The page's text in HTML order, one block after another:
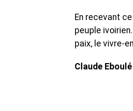
‎En recevant
peuple
paix, le vivre-
Claude Eboulé